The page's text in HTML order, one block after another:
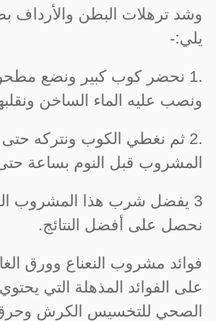
وشد ترهلات البطن والأرداف
يلي:-
.1 نحضر كوب كبير ونضع
ونصب عليه الماء الساخن
.2 ثم نغطي الكوب ونتركه
المشروب قبل النوم بساعة حتى
3 يفضل شرب هذا المشروب
نحصل على أفضل النتائج.
فوائد مشروب النعناع وورق
على الفوائد المذهلة التي
الصحي للتخسيس الكرش